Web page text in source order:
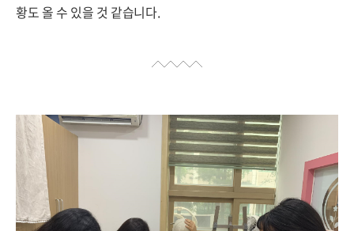
황도 올 수 있을 것 같습니다.